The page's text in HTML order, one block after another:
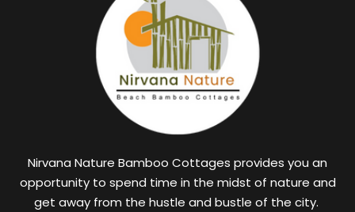
Nirvana Nature Bamboo Cottages provides you an
opportunity to spend time in the midst of nature and
get away from the hustle and bustle of the city.